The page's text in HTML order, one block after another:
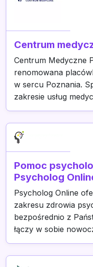
Centrum
Centrum Medyczne
renomowana
w sercu Poznania.
zakresie usług
Pomoc
Psycholog
Psycholog Online
zakresu zdrowia
bezpośrednio z
łączy w sobie